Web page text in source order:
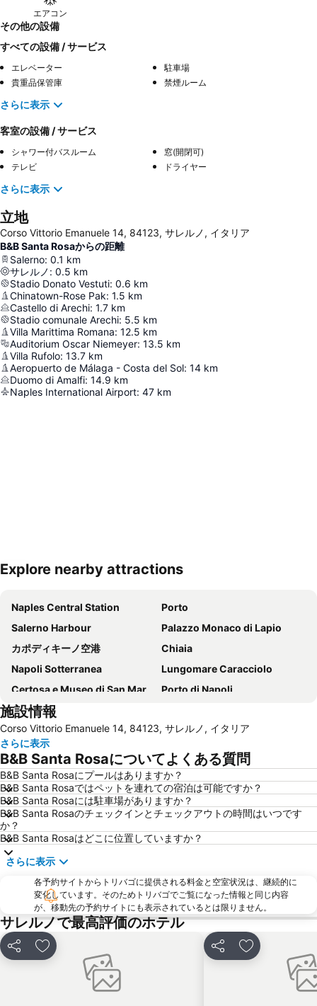
エアコン
その他の設備
すべての設備 / サービス
エレベーター
駐車場
貴重品保管庫
禁煙ルーム
さらに表示
客室の設備 / サービス
シャワー付バスルーム
窓(開閉可)
テレビ
ドライヤー
さらに表示
立地
Corso Vittorio Emanuele 14, 84123, サレルノ, イタリア
B&B Santa Rosaからの距離
Salerno: 0.1 km
サレルノ : 0.5 km
Stadio Donato Vestuti: 0.6 km
Chinatown-Rose Pak: 1.5 km
Castello di Arechi: 1.7 km
Stadio comunale Arechi: 5.5 km
Villa Marittima Romana: 12.5 km
Auditorium Oscar Niemeyer: 13.5 km
Villa Rufolo: 13.7 km
Aeropuerto de Málaga - Costa del Sol: 14 km
Duomo di Amalfi: 14.9 km
Naples International Airport: 47 km
地図を拡大
Explore nearby attractions
Naples Central Station
Porto
Salerno Harbour
Palazzo Monaco di Lapio
カポディキーノ空港
Chiaia
Napoli Sotterranea
Lungomare Caracciolo
Certosa e Museo di San Martino
Porto di Napoli
Marina Grande
Museo di Capodimonte
Castel dell'Ovo
Porto di Salerno
Liparlati
Villa Rufolo
Costiera Amalfitana
Stazione di Sorrento
Piazza Bellini
Via Toledo
Vomero
Marina Grande
Spaccanapoli
Piazza del Plebiscito
Palazzo Reale
National Archaeological Museum
Funiculare di Mergellina
Villa Comunale
Li galli
Piazza Tasso
Barra
San Giovanni a Teduccio
Mercatini di Natale San Gregorio Armeno
施設情報
Corso Vittorio Emanuele 14, 84123, サレルノ, イタリア
さらに表示
B&B Santa Rosaについてよくある質問
B&B Santa Rosaにプールはありますか？
B&B Santa Rosaではペットを連れての宿泊は可能ですか？
B&B Santa Rosaには駐車場がありますか？
B&B Santa Rosaのチェックインとチェックアウトの時間はいつです
か？
B&B Santa Rosaはどこに位置していますか？
さらに表示
各予約サイトからトリバゴに提供される料金と空室状況は、継続的に
変化しています。そのためトリバゴでご覧になった情報と同じ内容
が、移動先の予約サイトにも表示されているとは限りません。
サレルノで最高評価のホテル
シェア お気に入りに追加 シェア お気に入りに